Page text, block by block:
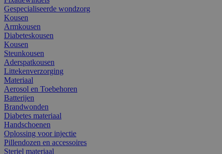
Gespecialiseerde wondzorg
Kousen
Armkousen
Diabeteskousen
Kousen
Steunkousen
Aderspatkousen
Littekenverzorging
Materiaal
Aerosol en Toebehoren
Batterijen
Brandwonden
Diabetes materiaal
Handschoenen
Oplossing voor injectie
Pillendozen en accessoires
Steriel materiaal